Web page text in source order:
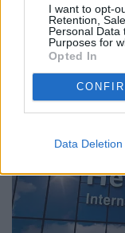
I want to opt-
Retention,
Personal Data
Purposes for
Opted In
Data Deletion
La Cámara
Cabildo y
conexión de
Londres